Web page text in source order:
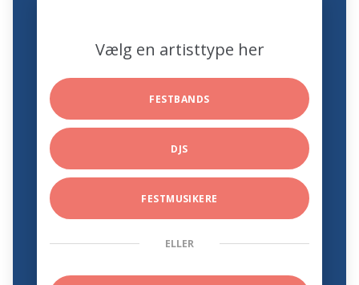
Vælg en artisttype her
FESTBANDS
DJS
FESTMUSIKERE
ELLER